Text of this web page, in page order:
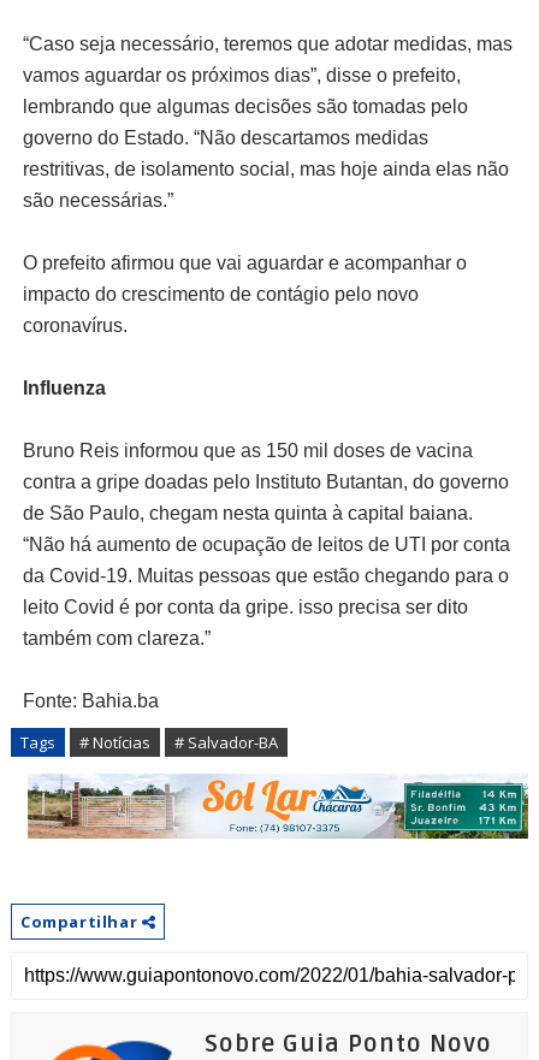
“Caso seja necessário, teremos que adotar medidas, mas
vamos aguardar os próximos dias”, disse o prefeito,
lembrando que algumas decisões são tomadas pelo
governo do Estado. “Não descartamos medidas
restritivas, de isolamento social, mas hoje ainda elas não
são necessárias.”
O prefeito afirmou que vai aguardar e acompanhar o
impacto do crescimento de contágio pelo novo
coronavírus.
Influenza
Bruno Reis informou que as 150 mil doses de vacina
contra a gripe doadas pelo Instituto Butantan, do governo
de São Paulo, chegam nesta quinta à capital baiana.
“Não há aumento de ocupação de leitos de UTI por conta
da Covid-19. Muitas pessoas que estão chegando para o
leito Covid é por conta da gripe. isso precisa ser dito
também com clareza.”
Fonte: Bahia.ba
Tags # Notícias # Salvador-BA
Compartilhar
Sobre Guia Ponto Novo